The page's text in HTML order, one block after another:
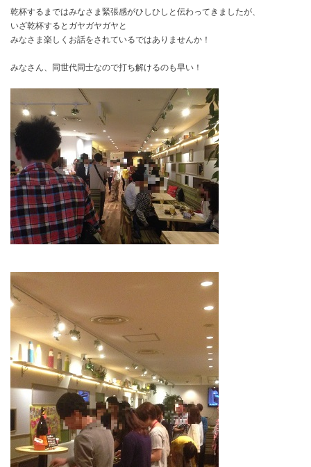
乾杯するまではみなさま緊張感がひしひしと伝わってきましたが、
いざ乾杯するとガヤガヤガヤと
みなさま楽しくお話をされているではありませんか！
みなさん、同世代同士なので打ち解けるのも早い！